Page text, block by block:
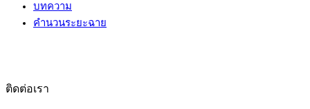
บทความ
คำนวนระยะฉาย
ติดต่อเรา